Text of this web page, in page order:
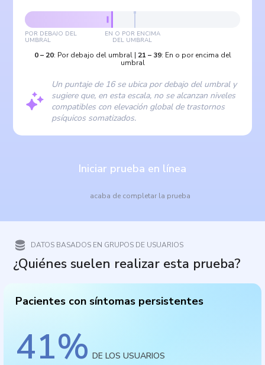
POR DEBAJO DEL
UMBRAL
EN O POR ENCIMA
DEL UMBRAL
0– 20: Por debajo del umbral| 21 – 39: En o por encima del
umbral
Un puntaje de 16 se ubica por debajo del umbral y
sugiere que, en esta escala, no se alcanzan niveles
compatibles con elevación global de trastornos
psíquicos somatizados.
Iniciar prueba en línea
acaba de completar la prueba
DATOS BASADOS EN GRUPOS DE USUARIOS
¿Quiénes suelen realizar esta prueba?
Pacientes con síntomas persistentes
41% DE LOS USUARIOS